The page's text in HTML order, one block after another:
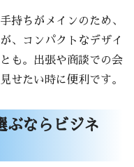
持ちがメインのため、
、コンパクトなデザイ
も。出張や商談での会
せたい時に便利です。
ぶならビジネ